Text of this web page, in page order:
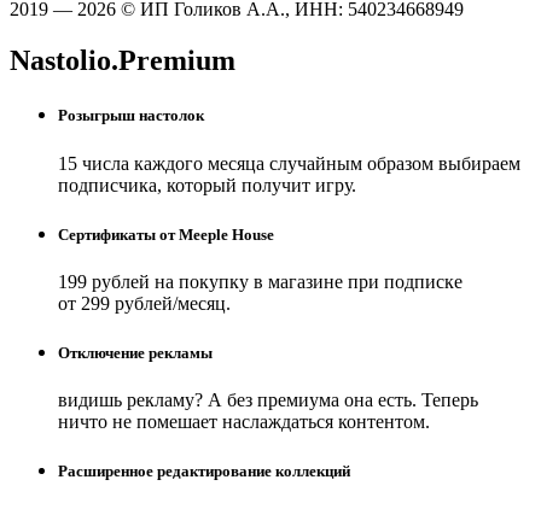
2019 — 2026 © ИП Голиков А.А., ИНН: 540234668949
Nastolio.Premium
Розыгрыш настолок
15 числа каждого месяца случайным образом выбираем
подписчика, который получит игру.
Сертификаты от Meeple House
199 рублей на покупку в магазине при подписке
от 299 рублей/месяц.
Отключение рекламы
видишь рекламу? А без премиума она есть. Теперь
ничто не помешает наслаждаться контентом.
Расширенное редактирование коллекций